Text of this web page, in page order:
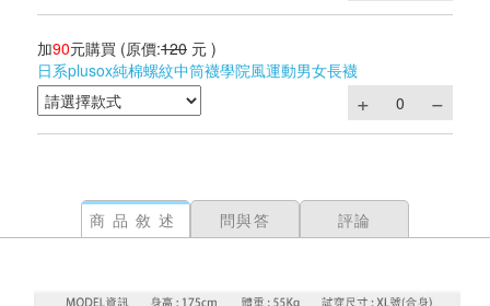
加90元購買 (原價:120 元 )
日系plusox純棉螺紋中筒襪學院風運動男女長襪
商品敘述 問與答 評論